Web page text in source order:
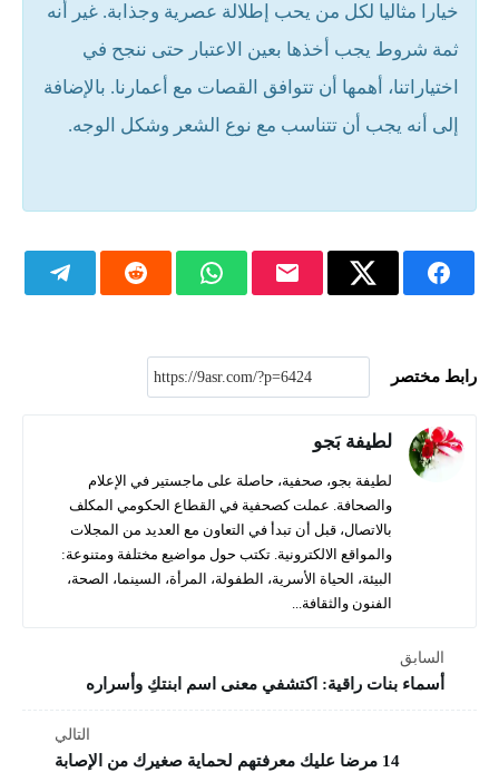
خيارا مثاليا لكل من يحب إطلالة عصرية وجذابة. غير أنه
ثمة شروط يجب أخذها بعين الاعتبار حتى ننجح في
اختياراتنا، أهمها أن تتوافق القصات مع أعمارنا. بالإضافة
إلى أنه يجب أن تتناسب مع نوع الشعر وشكل الوجه.
رابط مختصر
لطيفة بَجو
لطيفة بجو، صحفية، حاصلة على ماجستير في الإعلام
والصحافة. عملت كصحفية في القطاع الحكومي المكلف
بالاتصال، قبل أن تبدأ في التعاون مع العديد من المجلات
والمواقع الالكترونية. تكتب حول مواضيع مختلفة ومتنوعة:
البيئة، الحياة الأسرية، الطفولة، المرأة، السينما، الصحة،
الفنون والثقافة...
السابق
أسماء بنات راقية: اكتشفي معنى اسم ابنتكِ وأسراره
التالي
14 مرضا عليك معرفتهم لحماية صغيرك من الإصابة